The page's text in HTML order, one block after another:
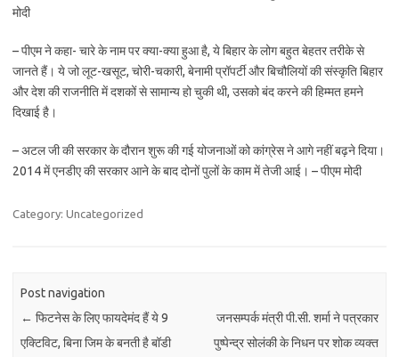
मोदी
– पीएम ने कहा- चारे के नाम पर क्या-क्या हुआ है, ये बिहार के लोग बहुत बेहतर तरीके से
जानते हैं। ये जो लूट-खसूट, चोरी-चकारी, बेनामी प्रॉपर्टी और बिचौलियों की संस्कृति बिहार
और देश की राजनीति में दशकों से सामान्य हो चुकी थी, उसको बंद करने की हिम्मत हमने
दिखाई है।
– अटल जी की सरकार के दौरान शुरू की गई योजनाओं को कांग्रेस ने आगे नहीं बढ़ने दिया।
2014 में एनडीए की सरकार आने के बाद दोनों पुलों के काम में तेजी आई। – पीएम मोदी
Category: Uncategorized
Post navigation
← फिटनेस के लिए फायदेमंद हैं ये 9
एक्टिविट, बिना जिम के बनती है बॉडी
जनसम्पर्क मंत्री पी.सी. शर्मा ने पत्रकार
पुष्पेन्द्र सोलंकी के निधन पर शोक व्यक्त